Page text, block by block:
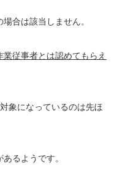
合は該当しません。
従事者とは認めてもらえ
象になっているのは先ほ
るようです。